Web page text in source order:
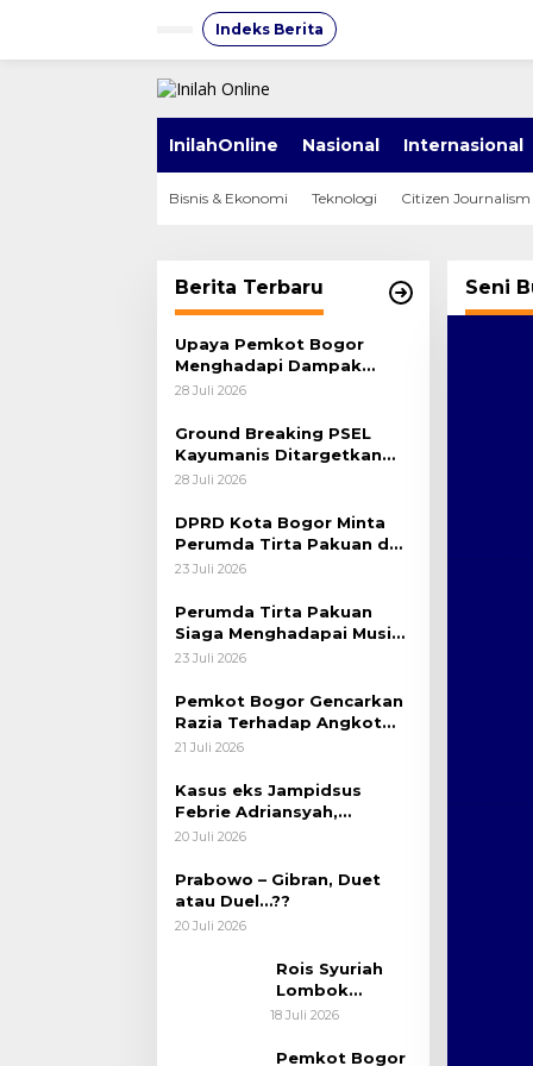
Indeks Berita
InilahOnline Nasional Internasional
Bisnis & Ekonomi Teknologi Citizen Journalism
Berita Terbaru
Upaya Pemkot Bogor
Menghadapi Dampak
Kemarau Panjang
28 Juli 2026
Ground Breaking PSEL
Kayumanis Ditargetkan
November, Pembangunan
28 Juli 2026
DPRD Kota Bogor Minta
Perumda Tirta Pakuan dan
BPBD Salurkan Bantuan
Saat Musim Kemarau
23 Juli 2026
Perumda Tirta Pakuan
Siaga Menghadapai Musim
Kemarau dan Siap Pasok
Kota Bogor
23 Juli 2026
Pemkot Bogor Gencarkan
Razia Terhadap Angkot
Berusia Tua Diatas 20
21 Juli 2026
Kasus eks Jampidsus
Febrie Adriansyah,
“Sumpah Dalam Diam dan
Kekuasaan Yang Bergeser”
20 Juli 2026
Prabowo – Gibran, Duet
atau Duel…??
20 Juli 2026
Rois Syuriah
Lombok
Tengah TGH
Lahir Mujadid
18 Juli 2026
Pemkot Bogor
Seni